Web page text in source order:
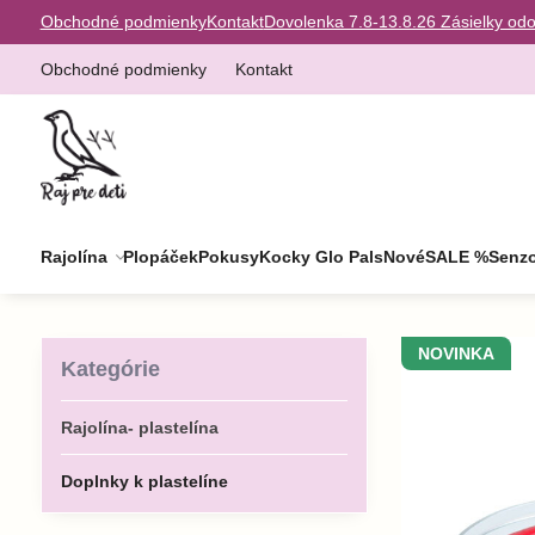
Obchodné podmienkyKontaktDovolenka 7.8-13.8.26 Zásielky
Obchodné podmienky Kontakt
Rajolína PlopáčekPokusyKocky Glo PalsNovéSALE %
NOVINKA
Kategórie
Rajolína- plastelína
Doplnky k plastelíne